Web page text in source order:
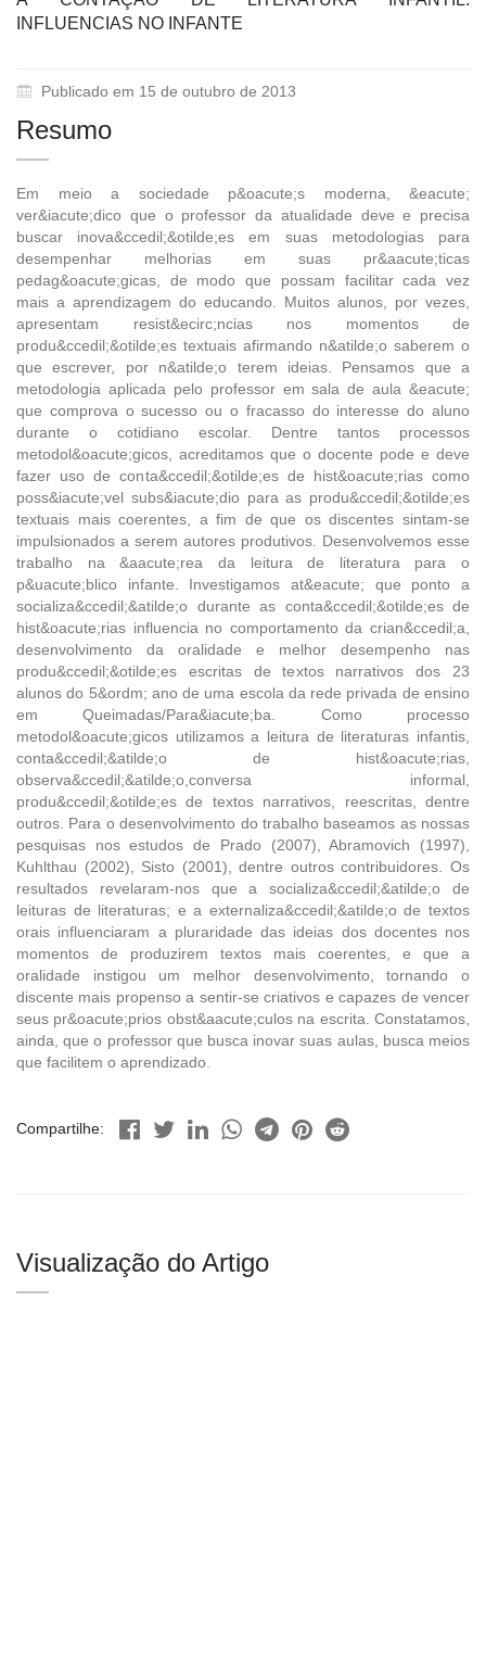
INFLUENCIAS NO INFANTE
Publicado em 15 de outubro de 2013
Resumo
Em meio a sociedade p&oacute;s moderna, &eacute;
ver&iacute;dico que o professor da atualidade deve e precisa
buscar inova&ccedil;&otilde;es em suas metodologias para
desempenhar melhorias em suas pr&aacute;ticas
pedag&oacute;gicas, de modo que possam facilitar cada vez
mais a aprendizagem do educando. Muitos alunos, por vezes,
apresentam resist&ecirc;ncias nos momentos de
produ&ccedil;&otilde;es textuais afirmando n&atilde;o saberem o
que escrever, por n&atilde;o terem ideias. Pensamos que a
metodologia aplicada pelo professor em sala de aula &eacute;
que comprova o sucesso ou o fracasso do interesse do aluno
durante o cotidiano escolar. Dentre tantos processos
metodol&oacute;gicos, acreditamos que o docente pode e deve
fazer uso de conta&ccedil;&otilde;es de hist&oacute;rias como
poss&iacute;vel subs&iacute;dio para as produ&ccedil;&otilde;es
textuais mais coerentes, a fim de que os discentes sintam-se
impulsionados a serem autores produtivos. Desenvolvemos esse
trabalho na &aacute;rea da leitura de literatura para o
p&uacute;blico infante. Investigamos at&eacute; que ponto a
socializa&ccedil;&atilde;o durante as conta&ccedil;&otilde;es de
hist&oacute;rias influencia no comportamento da crian&ccedil;a,
desenvolvimento da oralidade e melhor desempenho nas
produ&ccedil;&otilde;es escritas de textos narrativos dos 23
alunos do 5&ordm; ano de uma escola da rede privada de ensino
em Queimadas/Para&iacute;ba. Como processo
metodol&oacute;gicos utilizamos a leitura de literaturas infantis,
conta&ccedil;&atilde;o de hist&oacute;rias,
observa&ccedil;&atilde;o,conversa informal,
produ&ccedil;&otilde;es de textos narrativos, reescritas, dentre
outros. Para o desenvolvimento do trabalho baseamos as nossas
pesquisas nos estudos de Prado (2007), Abramovich (1997),
Kuhlthau (2002), Sisto (2001), dentre outros contribuidores. Os
resultados revelaram-nos que a socializa&ccedil;&atilde;o de
leituras de literaturas; e a externaliza&ccedil;&atilde;o de textos
orais influenciaram a pluraridade das ideias dos docentes nos
momentos de produzirem textos mais coerentes, e que a
oralidade instigou um melhor desenvolvimento, tornando o
discente mais propenso a sentir-se criativos e capazes de vencer
seus pr&oacute;prios obst&aacute;culos na escrita. Constatamos,
ainda, que o professor que busca inovar suas aulas, busca meios
que facilitem o aprendizado.
Compartilhe:
Visualização do Artigo